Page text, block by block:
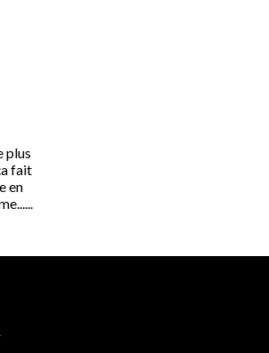
plus
fait
en